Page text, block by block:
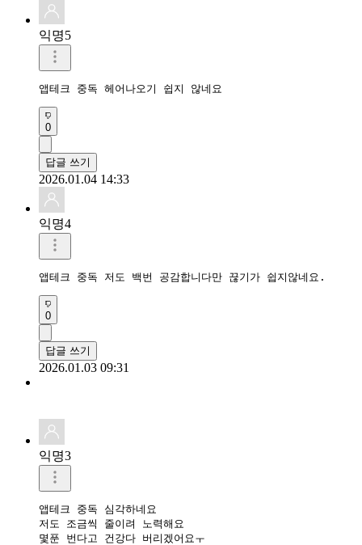
익명5
앱테크 중독 헤어나오기 쉽지 않네요
0
답글 쓰기
2026.01.04 14:33
익명4
앱테크 중독 저도 백번 공감합니다만 끊기가 쉽지않네요.
0
답글 쓰기
2026.01.03 09:31
익명3
앱테크 중독 심각하네요
저도 조금씩 줄이려 노력해요
몇푼 번다고 건강다 버리겠어요ㅜ